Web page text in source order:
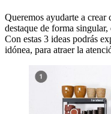
Queremos ayudarte a crear
destaque de forma
Con estas 3 ideas podrás
idónea, para atraer la